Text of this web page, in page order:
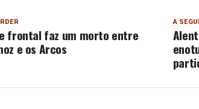
A
frontal faz um morto entre
e os Arcos